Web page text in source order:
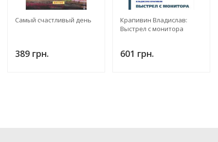
Самый счастливый день
389 грн.
Крапивин Владислав:
Выстрел с монитора
601 грн.